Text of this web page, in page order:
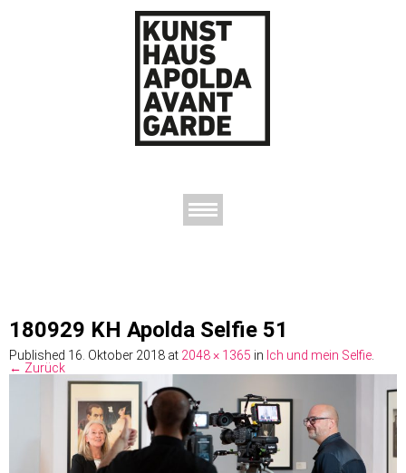
180929 KH Apolda Selfie 51
Published 16. Oktober 2018 at 2048 × 1365 in Ich und mein Selfie.
← Zurück